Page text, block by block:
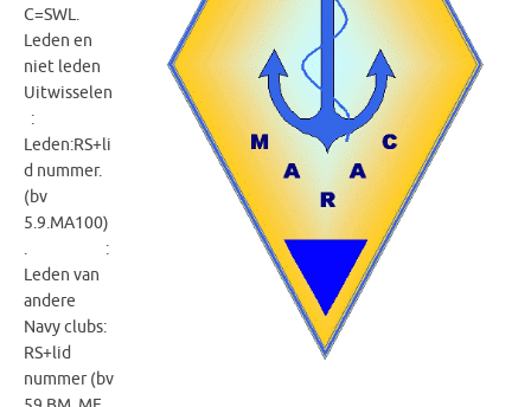
C=SWL.
Leden en
niet leden
Uitwisselen
:
Leden:RS+li
d nummer.
(bv
5.9.MA100)
. :
Leden van
andere
Navy clubs:
RS+lid
nummer (bv